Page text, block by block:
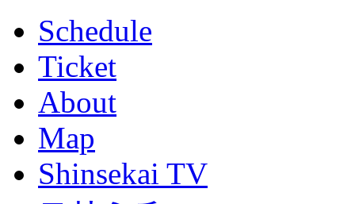
Schedule
Ticket
About
Map
Shinsekai TV